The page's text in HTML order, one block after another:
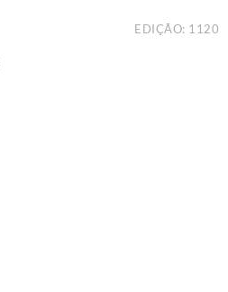
EDIÇÃO: 1120